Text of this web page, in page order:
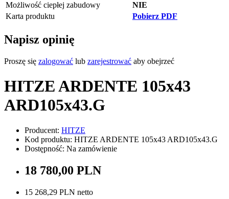
Możliwość ciepłej zabudowy
NIE
Karta produktu
Pobierz PDF
Napisz opinię
Proszę się zalogować lub zarejestrować aby obejrzeć
HITZE ARDENTE 105x43
ARD105x43.G
Producent: HITZE
Kod produktu: HITZE ARDENTE 105x43 ARD105x43.G
Dostępność: Na zamówienie
18 780,00 PLN
15 268,29 PLN netto